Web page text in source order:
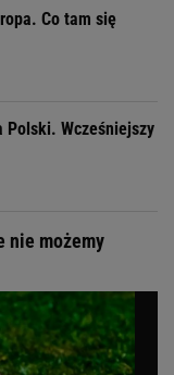
Co tam się
Polski. Wcześniejszy
nie możemy